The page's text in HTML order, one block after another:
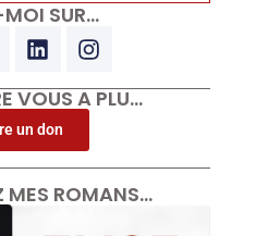
SUR…
VOUS A PLU…
un don
ROMANS…